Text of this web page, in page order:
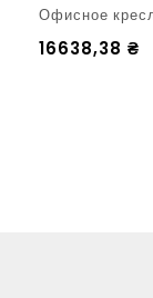
Офисное
16638,38 ₴